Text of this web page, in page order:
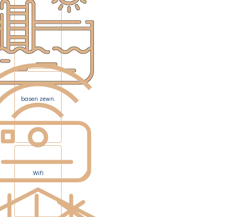
basen zewn.
WiFi